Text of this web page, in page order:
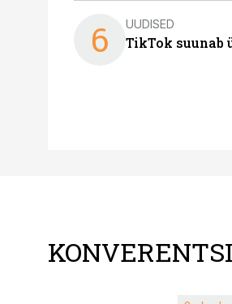
6 UUDISED
TikTok suunab